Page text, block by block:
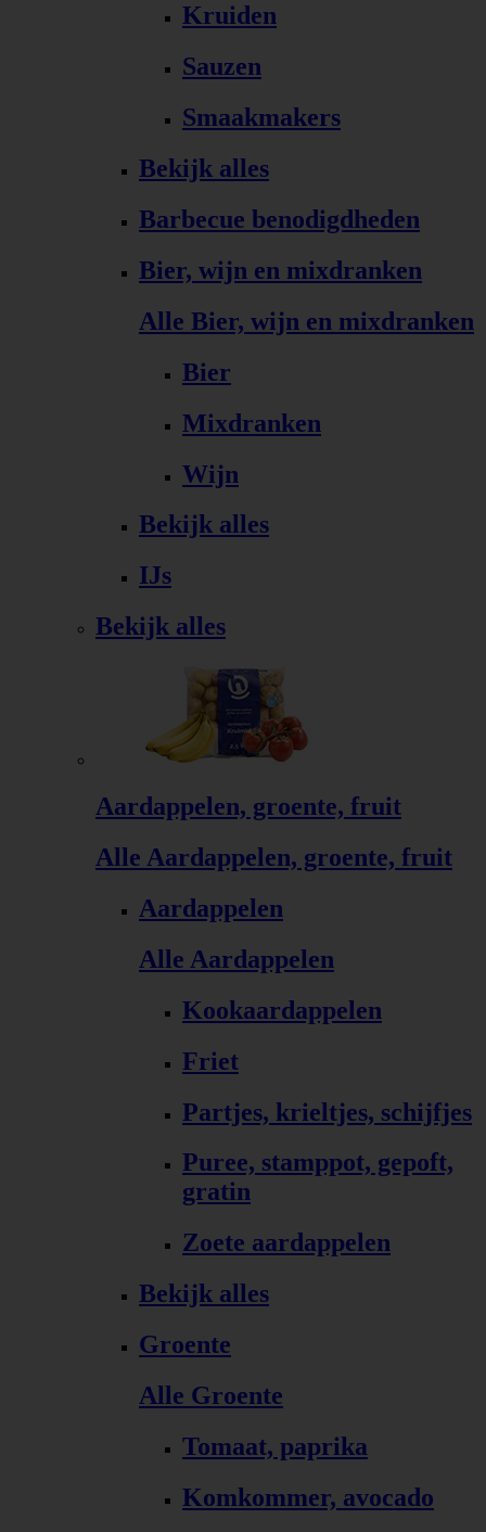
Kruiden
Sauzen
Smaakmakers
Bekijk alles
Barbecue benodigdheden
Bier, wijn en mixdranken
Alle Bier, wijn en mixdranken
Bier
Mixdranken
Wijn
Bekijk alles
IJs
Bekijk alles
Aardappelen, groente, fruit
Alle Aardappelen, groente, fruit
Aardappelen
Alle Aardappelen
Kookaardappelen
Friet
Partjes, krieltjes, schijfjes
Puree, stamppot, gepoft,
gratin
Zoete aardappelen
Bekijk alles
Groente
Alle Groente
Tomaat, paprika
Komkommer, avocado